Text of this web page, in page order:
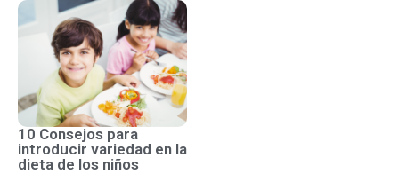
10 Consejos para
introducir variedad en la
dieta de los niños